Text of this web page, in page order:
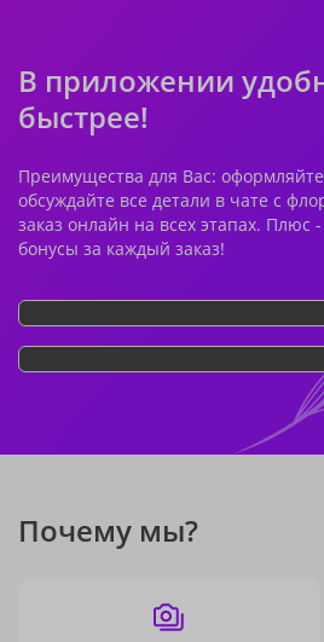
В приложении
быстрее!
Преимущества для Вас:
обсуждайте все детали в чате с
заказ онлайн на всех этапах. Плюс
бонусы за каждый заказ!
Почему мы?